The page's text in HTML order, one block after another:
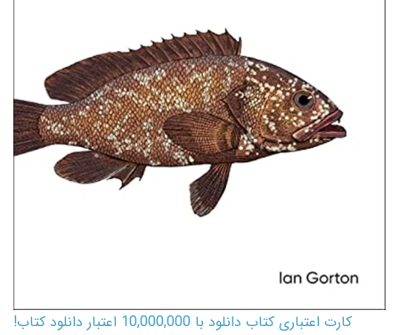
کارت اعتباری کتاب دانلود با 10,000,000 اعتبار دانلود کتاب!